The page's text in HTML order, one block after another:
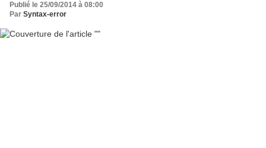
Publié le 25/09/2014 à 08:00
Par Syntax-error